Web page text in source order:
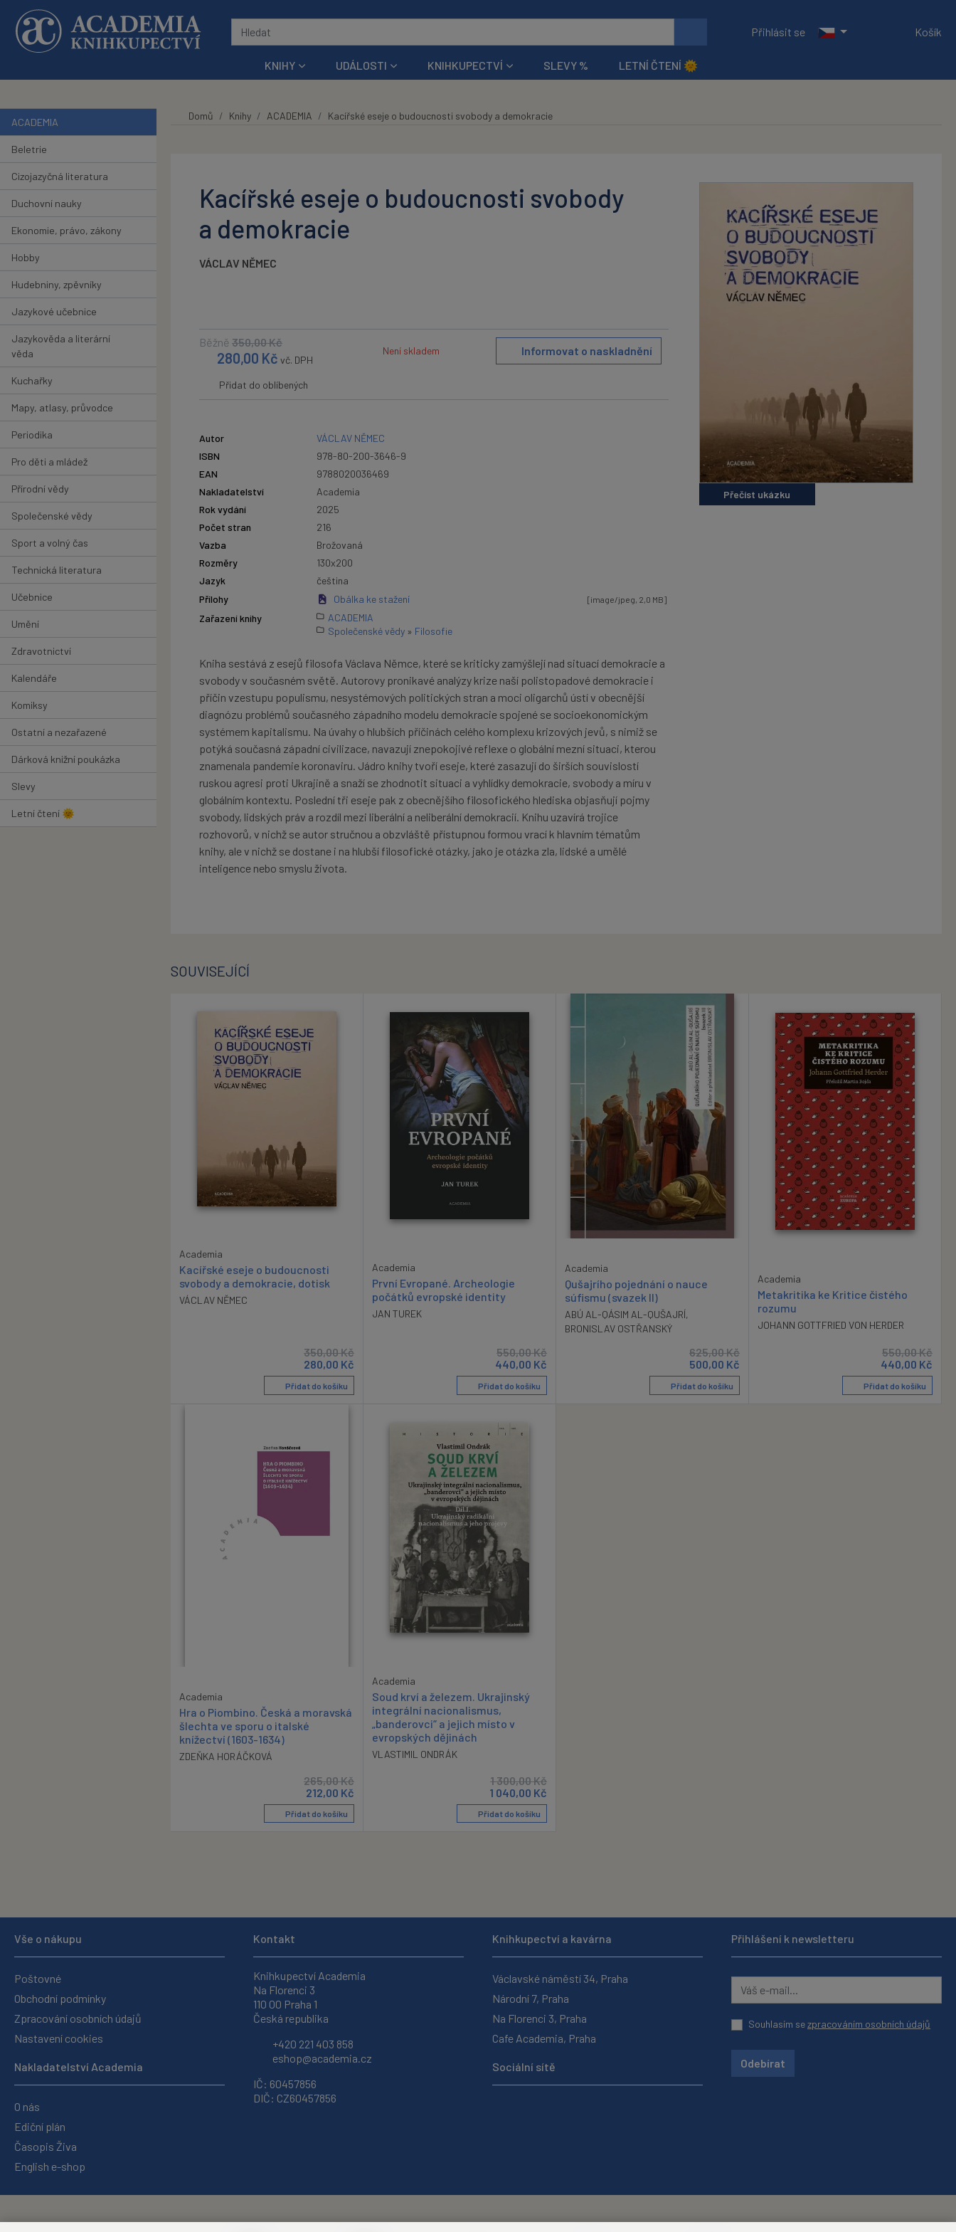
Přeskočit na hlavní obsah
Přihlásit se
Košík
KNIHY UDÁLOSTI KNIHKUPECTVÍ SLEVY % LETNÍ ČTENÍ 🌞
ACADEMIA
Beletrie
Cizojazyčná literatura
Duchovní nauky
Ekonomie, právo, zákony
Hobby
Hudebniny, zpěvníky
Jazykové učebnice
Jazykověda a literární
věda
Kuchařky
Mapy, atlasy, průvodce
Periodika
Pro děti a mládež
Přírodní vědy
Společenské vědy
Sport a volný čas
Technická literatura
Učebnice
Umění
Zdravotnictví
Kalendáře
Komiksy
Ostatní a nezařazené
Dárková knižní poukázka
Slevy
Letní čtení 🌞
Domů Knihy ACADEMIA Kacířské eseje o budoucnosti svobody a demokracie
Kacířské eseje o budoucnosti svobody
a demokracie
VÁCLAV NĚMEC
Běžně 350,00Kč
280,00 Kč vč. DPH
Není skladem Informovat o naskladnění
Přidat do oblíbených
Autor
VÁCLAV NĚMEC
ISBN
978-80-200-3646-9
EAN
9788020036469
Nakladatelství
Academia
Rok vydání
2025
Počet stran
216
Vazba
Brožovaná
Rozměry
130x200
Jazyk
čeština
Přílohy
Obálka ke stažení [image/jpeg, 2,0 MB]
Zařazení knihy
ACADEMIA
Společenské vědy » Filosofie
Kniha sestává z esejů filosofa Václava Němce, které se kriticky zamýšlejí nad situací demokracie a
svobody v současném světě. Autorovy pronikavé analýzy krize naší polistopadové demokracie i
příčin vzestupu populismu, nesystémových politických stran a moci oligarchů ústí v obecnější
diagnózu problémů současného západního modelu demokracie spojené se socioekonomickým
systémem kapitalismu. Na úvahy o hlubších příčinách celého komplexu krizových jevů, s nimiž se
potýká současná západní civilizace, navazují znepokojivé reflexe o globální mezní situaci, kterou
znamenala pandemie koronaviru. Jádro knihy tvoří eseje, které zasazují do širších souvislostí
ruskou agresi proti Ukrajině a snaží se zhodnotit situaci a vyhlídky demokracie, svobody a míru v
globálním kontextu. Poslední tři eseje pak z obecnějšího filosofického hlediska objasňují pojmy
svobody, lidských práv a rozdíl mezi liberální a neliberální demokracií. Knihu uzavírá trojice
rozhovorů, v nichž se autor stručnou a obzvláště přístupnou formou vrací k hlavním tématům
knihy, ale v nichž se dostane i na hlubší filosofické otázky, jako je otázka zla, lidské a umělé
inteligence nebo smyslu života.
Přečíst ukázku
SOUVISEJÍCÍ
Academia
Kacířské eseje o budoucnosti
svobody a demokracie, dotisk
VÁCLAV NĚMEC
350,00Kč
280,00 Kč
Přidat do košíku
Academia
První Evropané. Archeologie
počátků evropské identity
JAN TUREK
550,00Kč
440,00 Kč
Přidat do košíku
Academia
Qušajrího pojednání o nauce
súfismu (svazek II)
ABÚ AL-QÁSIM AL-QUŠAJRÍ,
BRONISLAV OSTŘANSKÝ
625,00Kč
500,00 Kč
Přidat do košíku
Academia
Metakritika ke Kritice čistého
rozumu
JOHANN GOTTFRIED VON HERDER
550,00Kč
440,00 Kč
Přidat do košíku
Academia
Hra o Piombino. Česká a moravská
šlechta ve sporu o italské
knížectví (1603-1634)
ZDEŇKA HORÁČKOVÁ
265,00Kč
212,00 Kč
Přidat do košíku
Academia
Soud krví a železem. Ukrajinský
integrální nacionalismus,
„banderovci“ a jejich místo v
evropských dějinách
VLASTIMIL ONDRÁK
1 300,00Kč
1 040,00 Kč
Přidat do košíku
Vše o nákupu
Poštovné
Obchodní podmínky
Zpracování osobních údajů
Nastavení cookies
Nakladatelství Academia
O nás
Ediční plán
Časopis Živa
English e-shop
Kontakt
Knihkupectví Academia
Na Florenci 3
110 00 Praha 1
Česká republika
+420 221 403 858
eshop@academia.cz
IČ: 60457856
DIČ: CZ60457856
Knihkupectví a kavárna
Václavské náměstí 34, Praha
Národní 7, Praha
Na Florenci 3, Praha
Cafe Academia, Praha
Sociální sítě
Přihlášení k newsletteru
Souhlasím sezpracováním osobních údajů
Odebírat